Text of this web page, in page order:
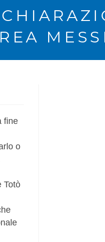
fine
o
Totò